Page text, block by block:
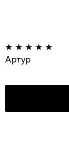
Артур